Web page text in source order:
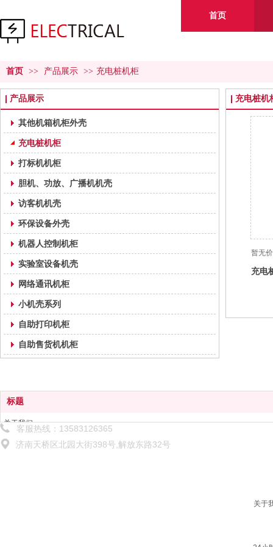
首页
首页 >> 产品展示 >> 充电桩机柜
产品展示
其他机箱机柜外壳
充电桩机柜
打标机机柜
胆机、功放、广播机机壳
访客机机壳
环保设备外壳
机器人控制机柜
实验室设备机壳
网络通讯机柜
小机壳系列
自助打印机柜
自助售货机机柜
充电桩机
暂无
充电
标题
关于我们
解决方案
客服热线：13583126365
济南天桥区北园大街398号,解放东路32号
关于